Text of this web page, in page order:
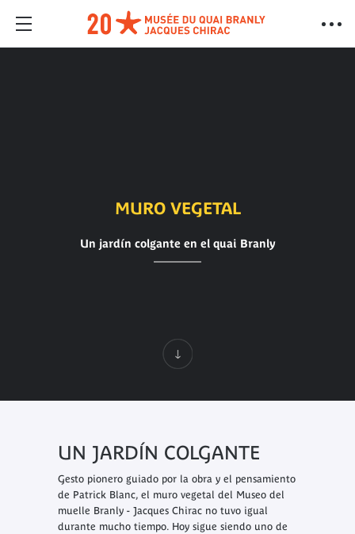
MURO VEGETAL
Un jardín colgante en el quai Branly
UN JARDÍN COLGANTE
Gesto pionero guiado por la obra y el pensamiento
de Patrick Blanc, el muro vegetal del Museo del
muelle Branly - Jacques Chirac no tuvo igual
durante mucho tiempo. Hoy sigue siendo uno de